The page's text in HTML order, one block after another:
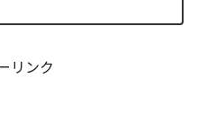
リンク